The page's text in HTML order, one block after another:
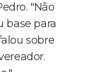
"Não
base para
sobre